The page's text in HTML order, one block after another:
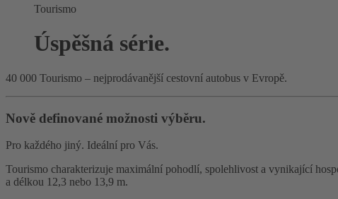
Tourismo
Úspěšná série.
40 000 Tourismo – nejprodávanější cestovní autobus v Evropě.
Nově definované možnosti výběru.
Pro každého jiný. Ideální pro Vás.
Tourismo charakterizuje maximální pohodlí, spolehlivost a vynikající
a délkou 12,3 nebo 13,9 m.